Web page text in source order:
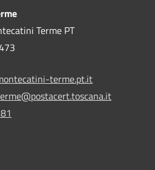
Terme PT
terme.pt.it